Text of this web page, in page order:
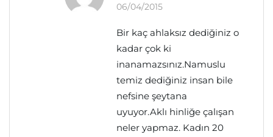
06/04/2015
Bir kaç ahlaksız dediğiniz o
kadar çok ki
inanamazsınız.Namuslu
temiz dediğiniz insan bile
nefsine şeytana
uyuyor.Aklı hinliğe çalışan
neler yapmaz. Kadın 20